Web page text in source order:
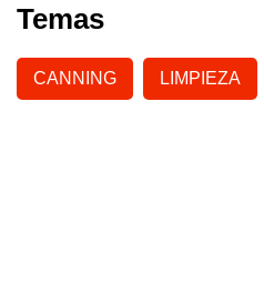
Temas
CANNING LIMPIEZA